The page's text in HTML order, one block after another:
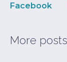
Facebook
More posts